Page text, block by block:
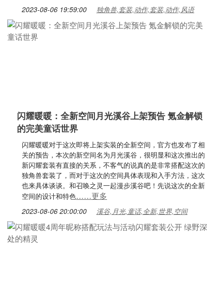
2023-08-06 19:59:00 独角兽,套装,动作,套装,动作,风语
闪耀暖暖：全新空间月光溪谷上架预告 氪金解锁
的完美童话世界
闪耀暖暖对于这次即将上架实装的全新空间，官方也发布了相
关的预告，本次的新空间名为月光溪谷，很明显和这次推出的
新闪耀套装有直接的关系，不客气的说真的是非常搭配这次的
独角兽套装了，而对于这次的空间具体表现和入手方法，这次
也来具体谈谈。和召唤之灵一起漫步溪谷吧！先说这次的全新
空间的设计和特色……更多
2023-08-06 20:00:00 溪谷,月光,童话,全新,世界,空间